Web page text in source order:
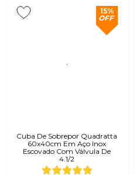
15%
OFF
Cuba De Sobrepor Quadratta
60x40cm Em Aço Inox
Escovado Com Válvula De
4.1/2